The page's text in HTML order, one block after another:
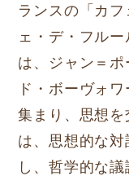
ランスの「カ
ェ・デ・フル
は、ジャン＝ポ
ド・ボーヴォ
集まり、思想
は、思想的な
し、哲学的な